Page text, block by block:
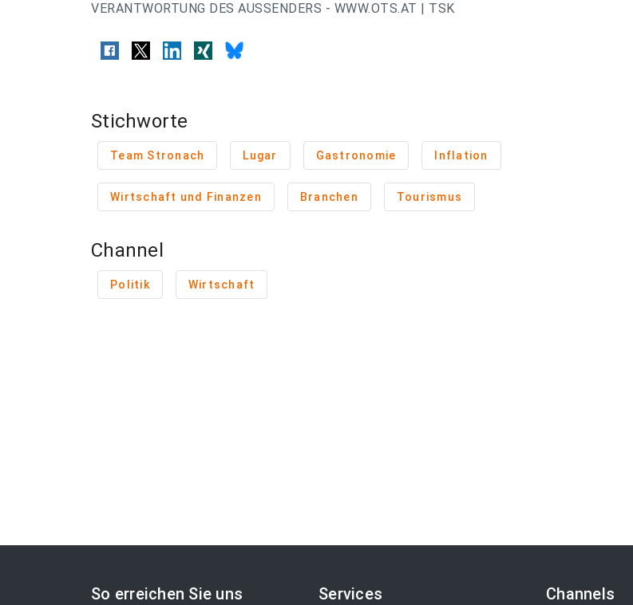
VERANTWORTUNG DES AUSSENDERS - WWW.OTS.AT | TSK
Stichworte
Team Stronach Lugar Gastronomie Inflation
Wirtschaft und Finanzen Branchen Tourismus
Channel
Politik Wirtschaft
So erreichen Sie uns Services Channels